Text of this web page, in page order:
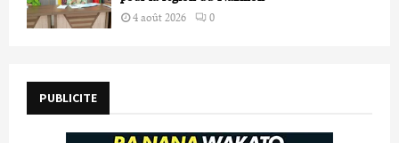
4 août 2026 0
PUBLICITE